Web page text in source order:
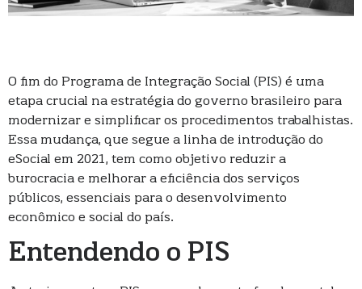
O fim do Programa de Integração Social (PIS) é uma
etapa crucial na estratégia do governo brasileiro para
modernizar e simplificar os procedimentos trabalhistas.
Essa mudança, que segue a linha de introdução do
eSocial em 2021, tem como objetivo reduzir a
burocracia e melhorar a eficiência dos serviços
públicos, essenciais para o desenvolvimento
econômico e social do país.
Entendendo o PIS